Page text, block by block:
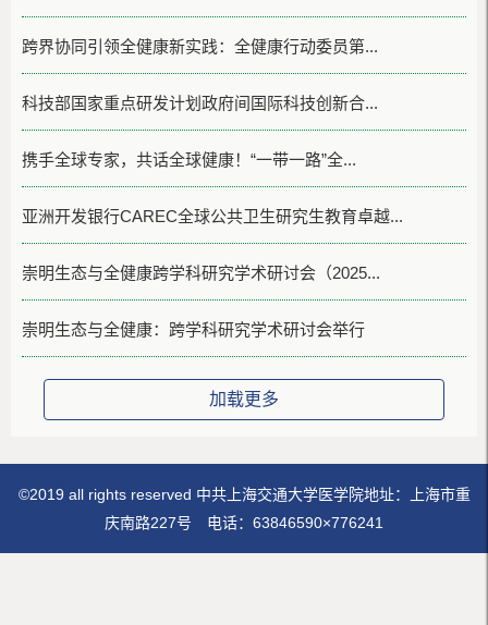
跨界协同引领全健康新实践：全健康行动委员第...
科技部国家重点研发计划政府间国际科技创新合...
携手全球专家，共话全球健康！“一带一路”全...
亚洲开发银行CAREC全球公共卫生研究生教育卓越...
崇明生态与全健康跨学科研究学术研讨会（2025...
崇明生态与全健康：跨学科研究学术研讨会举行
加载更多
©2019 all rights reserved 中共上海交通大学医学院地址：上海市重
庆南路227号 电话：63846590×776241